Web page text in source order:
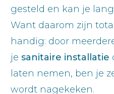
gesteld en kan je
Want daarom zijn
handig: door
je sanitaire installatie
laten nemen, ben je
wordt nagekeken.